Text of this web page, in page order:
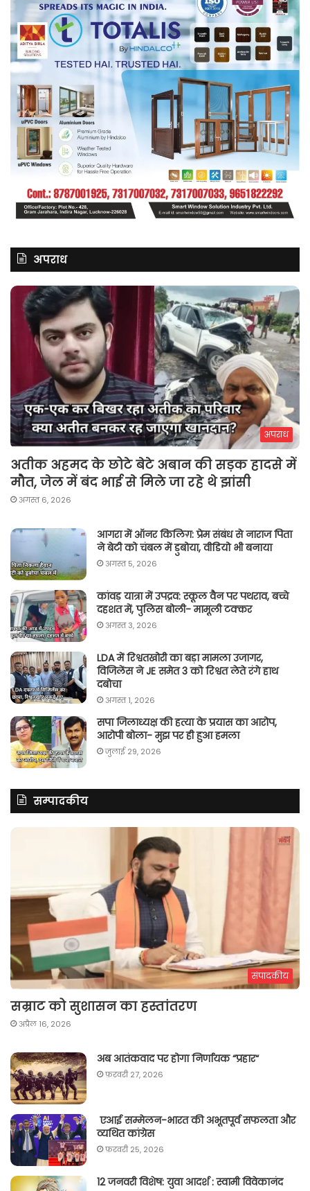
अपराध
अपराध
अतीक अहमद के छोटे बेटे अबान की सड़क हादसे में
मौत, जेल में बंद भाई से मिले जा रहे थे झांसी
अगस्त 6, 2026
आगरा में ऑनर किलिग़: प्रेम संबंध से नाराज पिता
ने बेटी को चंबल में डुबोया, वीडियो भी बनाया
अगस्त 5, 2026
कांवड़ यात्रा में उपद्रव: स्कूल वैन पर पथराव, बच्चे
दहशत में, पुलिस बोली- मामूली टक्कर
अगस्त 3, 2026
LDA में रिश्वतखोरी का बड़ा मामला उजागर,
विजिलेंस ने JE समेत 3 को रिश्वत लेते रंगे हाथ
दबोचा
अगस्त 1, 2026
सपा जिलाध्यक्ष की हत्या के प्रयास का आरोप,
आरोपी बोला- मुझ पर ही हुआ हमला
जुलाई 29, 2026
सम्पादकीय
संपादकीय
सम्राट को सुशासन का हस्तांतरण
अप्रैल 16, 2026
अब आतंकवाद पर होगा निर्णायक “प्रहार“
फ़रवरी 27, 2026
एआई सम्मेलन-भारत की अभूतपूर्व सफलता और
व्यथित कांग्रेस
फ़रवरी 25, 2026
12 जनवरी विशेष: युवा आदर्श : स्वामी विवेकानंद